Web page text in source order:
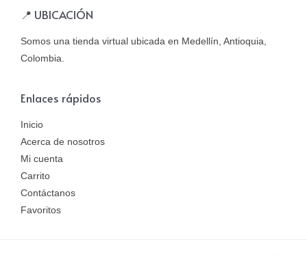
📍 UBICACIÓN
Somos una tienda virtual ubicada en Medellín, Antioquia,
Colombia.
Enlaces rápidos
Inicio
Acerca de nosotros
Mi cuenta
Carrito
Contáctanos
Favoritos